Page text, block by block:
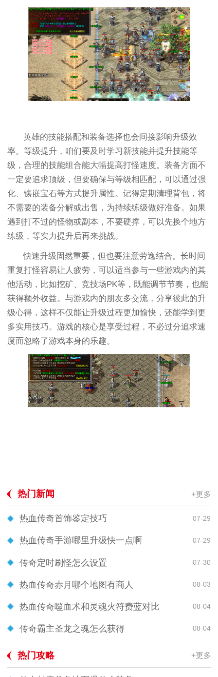
英雄的技能搭配和装备选择也会间接影响升级效
率。等级提升，咱们要及时学习新技能并提升技能等
级，合理的技能组合能大幅提高打怪速度。装备方面不
一定要追求顶级，但要确保与等级相匹配，可以通过强
化、镶嵌宝石等方式提升属性。记得定期清理背包，将
不需要的装备分解或出售，为持续练级做好准备。如果
遇到打不过的怪物或副本，不要硬撑，可以先换个地方
练级，等实力提升后再来挑战。
快速升级固然重要，但也要注意劳逸结合。长时间
重复打怪容易让人疲劳，可以适当参与一些游戏内的其
他活动，比如挖矿、竞技场PK等，既能调节节奏，也能
获得额外收益。与游戏内的朋友多交流，分享彼此的升
级心得，这样不仅能让升级过程更加愉快，还能学到更
多实用技巧。游戏的核心是享受过程，不必过分追求速
度而忽略了游戏本身的乐趣。
热门新闻 +更多
热血传奇首饰鉴定技巧 07-29
热血传奇手游哪里升级快一点啊 07-29
传奇定时刷怪怎么设置 07-30
热血传奇赤月哪个地图有商人 08-03
热血传奇噬血术和灵魂火符费蓝对比 08-04
传奇霸主圣龙之魂怎么获得 08-04
热门攻略 +更多